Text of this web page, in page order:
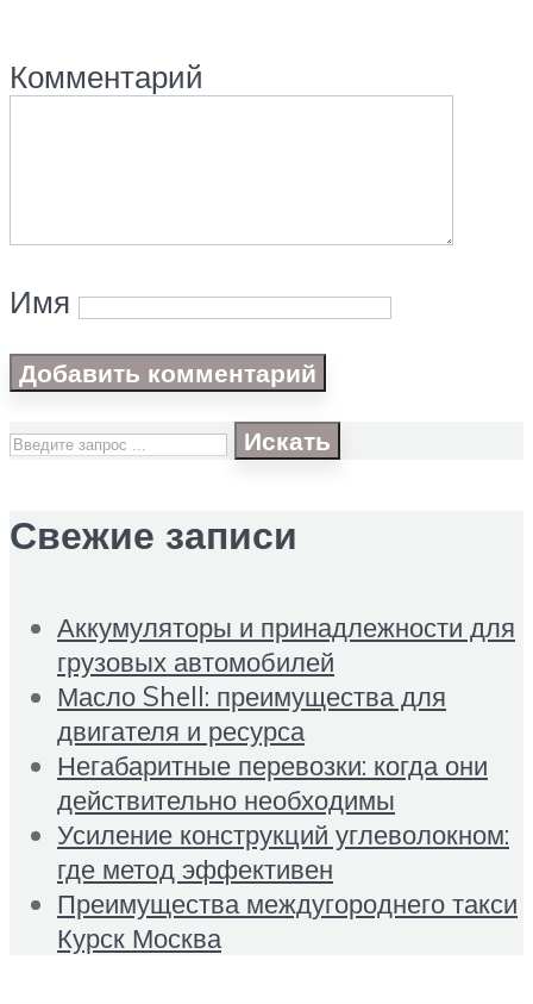
Комментарий
Имя
Искать
Свежие записи
Аккумуляторы и принадлежности для
грузовых автомобилей
Масло Shell: преимущества для
двигателя и ресурса
Негабаритные перевозки: когда они
действительно необходимы
Усиление конструкций углеволокном:
где метод эффективен
Преимущества междугороднего такси
Курск Москва